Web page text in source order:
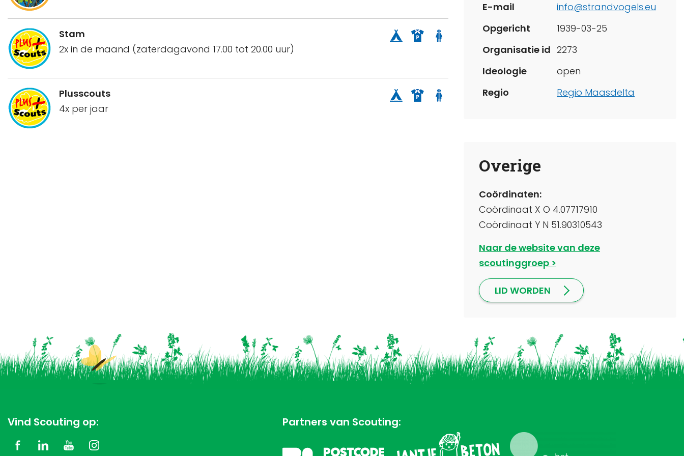
Stam
2x in de maand (zaterdagavond 17.00 tot 20.00 uur)
Plusscouts
4x per jaar
E-mail
info@strandvogels.eu
Opgericht
1939-03-25
Organisatie id 2273
Ideologie
open
Regio
Regio Maasdelta
Overige
Coördinaten:
Coördinaat X O 4.07717910
Coördinaat Y N 51.90310543
Naar de website van deze
scoutinggroep
LID WORDEN
Vind Scouting op: Partners van Scouting: